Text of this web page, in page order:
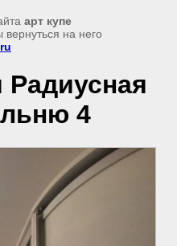
арт купе
вернуться на него
4